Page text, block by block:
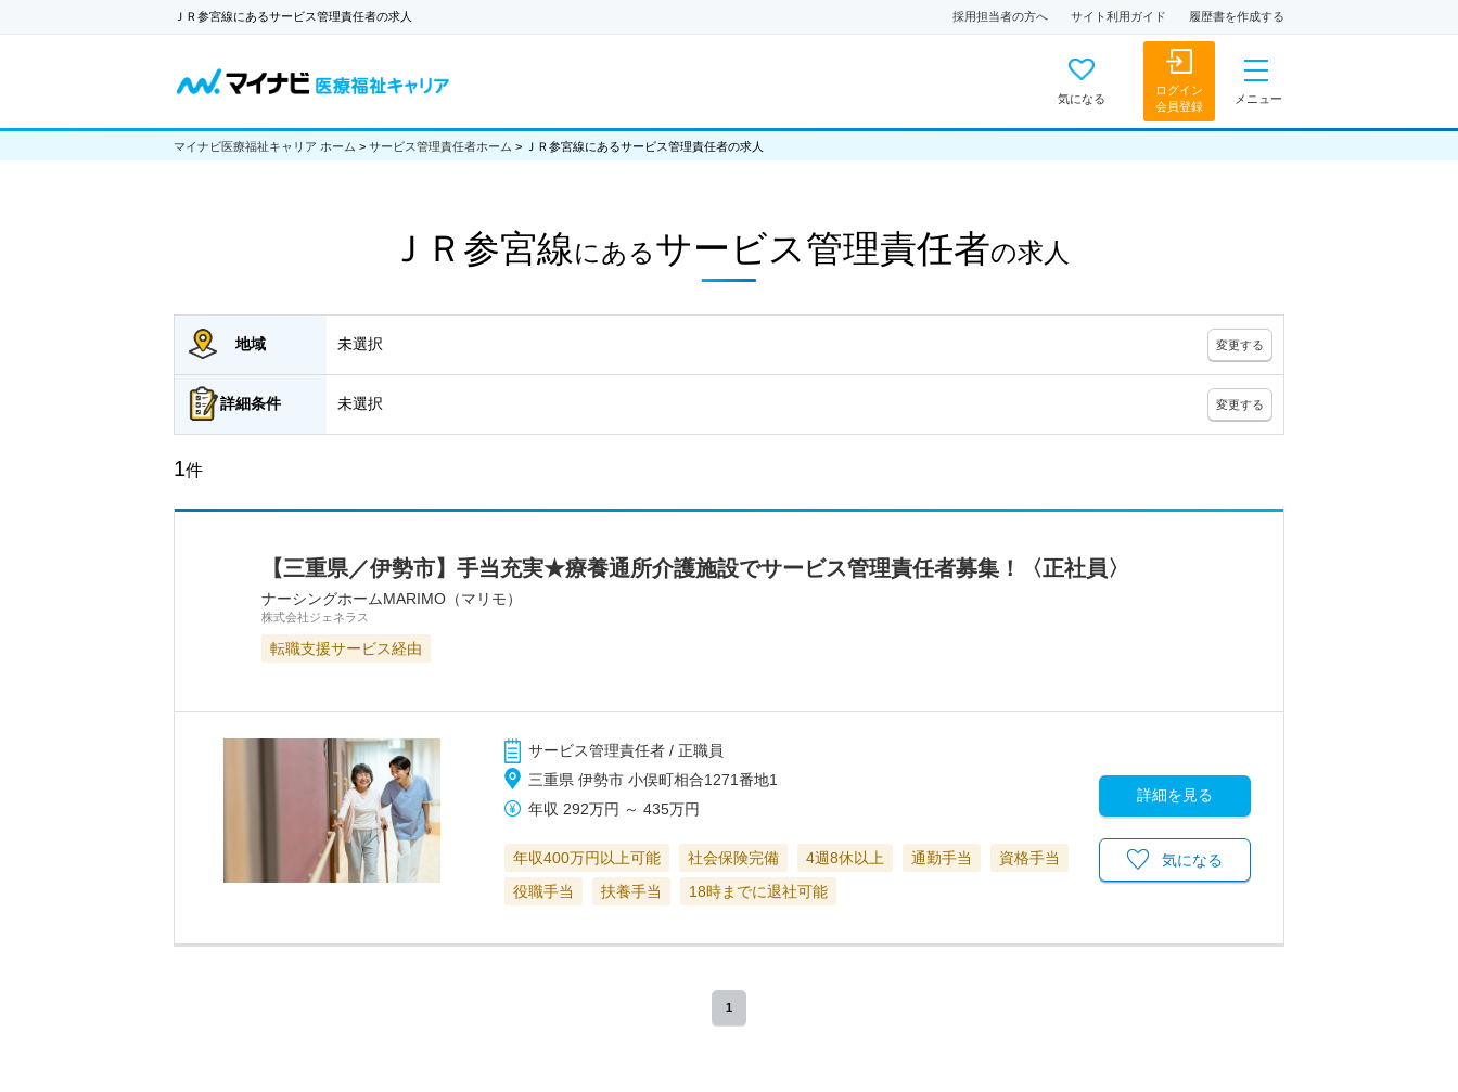
ＪＲ参宮線にあるサービス管理責任者の求人 採用担当者の方へ サイト利用ガイド 履歴書を作成する
気になる
ログイン
会員登録
メニュー
マイナビ医療福祉キャリア ホーム > サービス管理責任者ホーム > ＪＲ参宮線にあるサービス管理責任者の求人
ＪＲ参宮線にあるサービス管理責任者の求人
地域 未選択 変更する
詳細条件 未選択 変更する
1件
【三重県／伊勢市】手当充実★療養通所介護施設でサービス管理責任者募集！〈正社員〉
ナーシングホームMARIMO（マリモ）
株式会社ジェネラス
転職支援サービス経由
サービス管理責任者 / 正職員
三重県 伊勢市 小俣町相合1271番地1
年収 292万円 ～435万円
年収400万円以上可能 社会保険完備 4週8休以上 通勤手当
資格手当
役職手当
扶養手当 18時までに退社可能
詳細を見る
気になる
1